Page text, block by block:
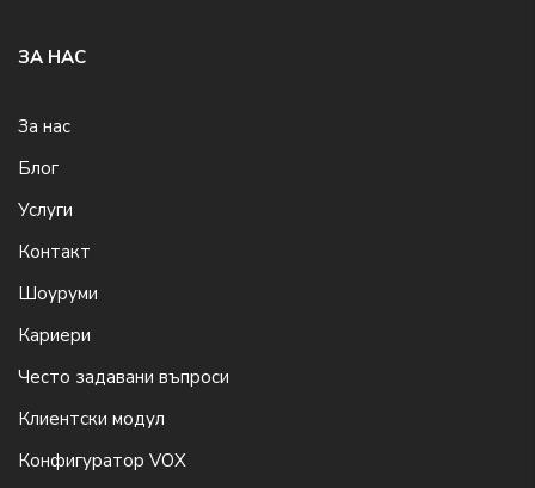
ЗА НАС
За нас
Блог
Услуги
Контакт
Шоуруми
Кариери
Често задавани въпроси
Клиентски модул
Конфигуратор VOX